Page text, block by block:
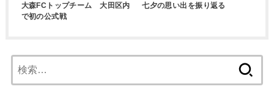
大森FCトップチーム 大田区内
で初の公式戦
七夕の思い出を振り返る
索: